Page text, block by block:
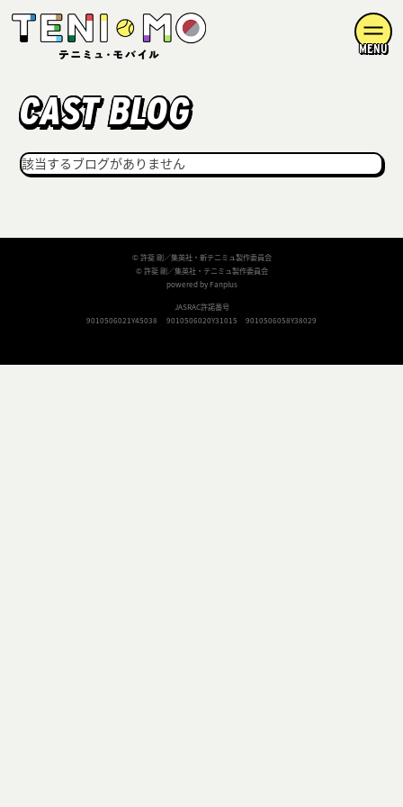
MENU
CAST BLOG
該当するブログがありません
© 許斐 剛／集英社・新テニミュ製作委員会
© 許斐 剛／集英社・テニミュ製作委員会
powered by Fanplus
JASRAC許諾番号
9010506021Y45038
9010506020Y31015 9010506058Y38029